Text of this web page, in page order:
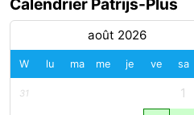
aan
Zee
Noordhollands
duinreservaat
-
Wijk
aan
Nature
août 2026
W lu ma me je ve sa
31 1